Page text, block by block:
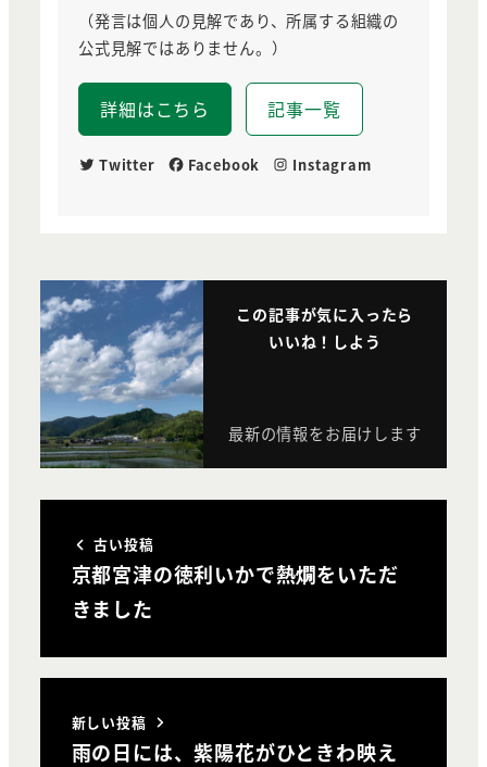
（発言は個人の見解であり、所属する組織の
公式見解ではありません。）
詳細はこちら 記事一覧
Twitter Facebook Instagram
この記事が気に入ったら
いいね！しよう
最新の情報をお届けします
古い投稿
京都宮津の徳利いかで熱燗をいただ
きました
新しい投稿
雨の日には、紫陽花がひときわ映え